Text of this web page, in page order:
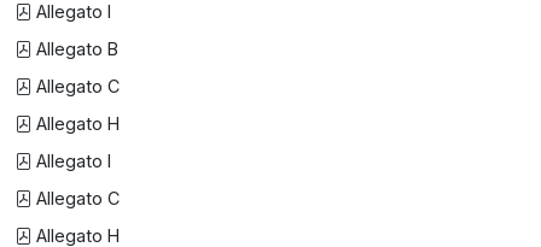
Allegato I
Allegato B
Allegato C
Allegato H
Allegato I
Allegato C
Allegato H